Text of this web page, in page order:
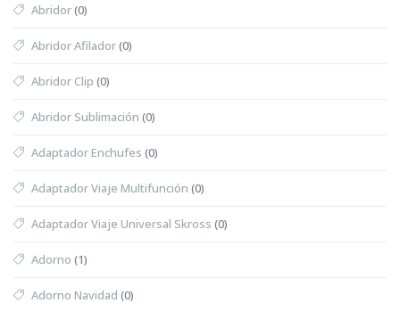
Abridor(0)
Abridor Afilador(0)
Abridor Clip (0)
Abridor Sublimación (0)
Adaptador Enchufes (0)
Adaptador Viaje Multifunción (0)
Adaptador Viaje Universal Skross (0)
Adorno (1)
Adorno Navidad (0)